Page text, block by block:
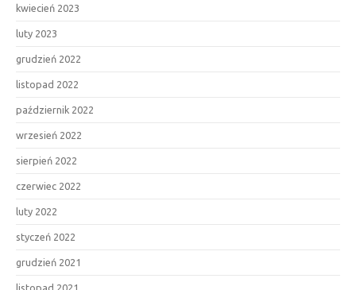
kwiecień 2023
luty 2023
grudzień 2022
listopad 2022
październik 2022
wrzesień 2022
sierpień 2022
czerwiec 2022
luty 2022
styczeń 2022
grudzień 2021